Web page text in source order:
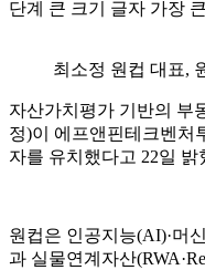
단계 큰 크기 글자 가장
최소정 원컵 대표,
자산가치평가 기반의 부
정)이 에프앤핀테크벤처
자를 유치했다고 22일 밝
원컵은 인공지능(AI)·머
과 실물연계자산